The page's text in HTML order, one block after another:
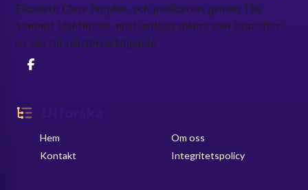
Elizabeth Clare Prophet, och publicerats genom The
Summit Lighthouse, med andliga sökare som letar efter
en väg till självförverkligande.
Hem
Kontakt
Om oss
Integritetspolicy